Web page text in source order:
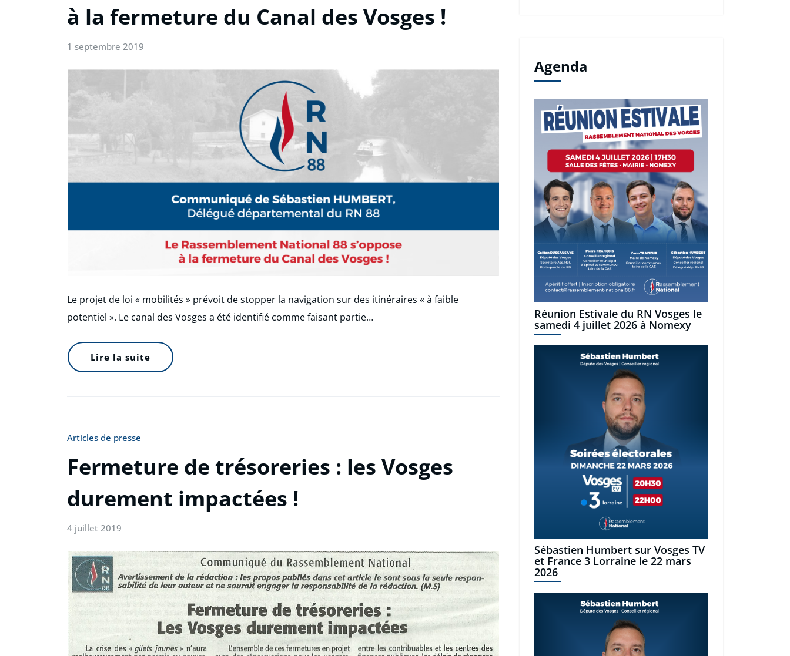
à la fermeture du Canal des Vosges !
1 septembre 2019
Le projet de loi « mobilités » prévoit de stopper la navigation sur des itinéraires « à faible
potentiel ». Le canal des Vosges a été identifié comme faisant partie…
Lire la suite
Articles de presse
Fermeture de trésoreries : les Vosges
durement impactées !
4 juillet 2019
Agenda
Réunion Estivale du RN Vosges le
samedi 4 juillet 2026 à Nomexy
Sébastien Humbert sur Vosges TV
et France 3 Lorraine le 22 mars
2026